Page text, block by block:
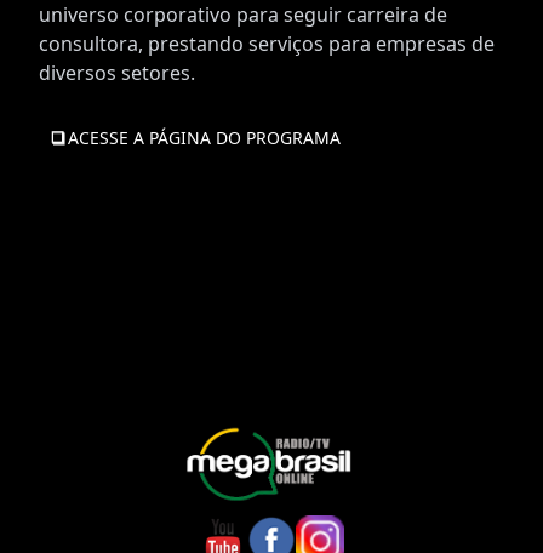
universo corporativo para seguir carreira de
consultora, prestando serviços para empresas de
diversos setores.
ACESSE A PÁGINA DO PROGRAMA